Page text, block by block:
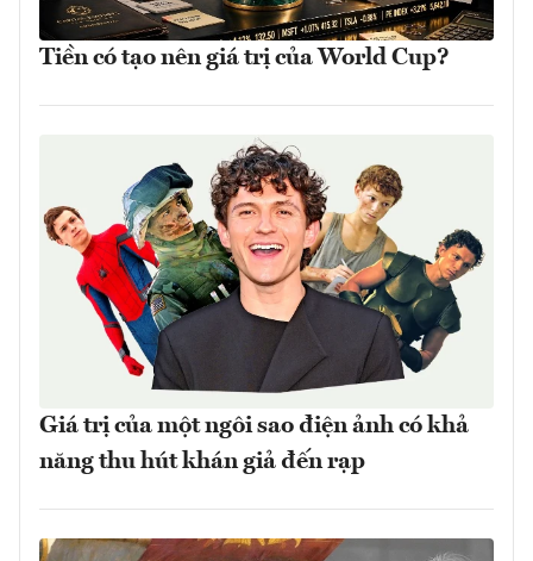
Tiền có tạo nên giá trị của World Cup?
Giá trị của một ngôi sao điện ảnh có khả
năng thu hút khán giả đến rạp